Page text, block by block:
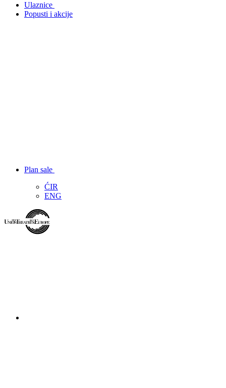
Ulaznice
Popusti i akcije
Plan sale
ĆIR
ENG